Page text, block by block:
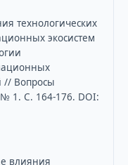
технологических
экосистем
// Вопросы
1. С. 164-176. DOI:
влияния